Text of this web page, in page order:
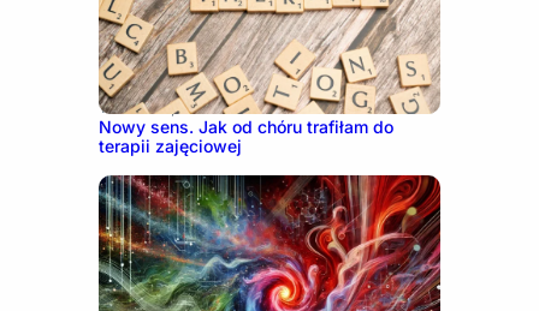
18 marca, 2026
Nowy sens. Jak od chóru trafiłam do
terapii zajęciowej